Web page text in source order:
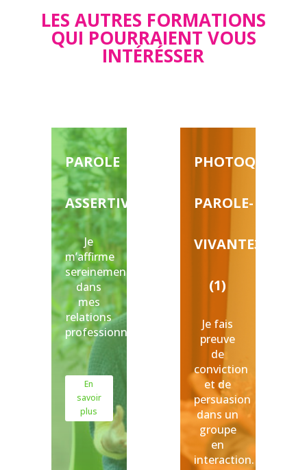
LES AUTRES FORMATIONS
QUI POURRAIENT VOUS
INTÉRÉSSER
PAROLE
ASSERTIVE
Je
m’affirme
sereinement
dans
mes
relations
professionnelles.
En
savoir
plus
PAROLE-
VIVANTE3
(1)
Je fais
preuve
de
conviction
et de
persuasion
dans un
groupe
en
interaction.